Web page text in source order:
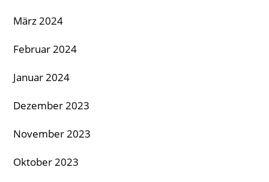
März 2024
Februar 2024
Januar 2024
Dezember 2023
November 2023
Oktober 2023